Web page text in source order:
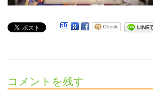
コメントを残す